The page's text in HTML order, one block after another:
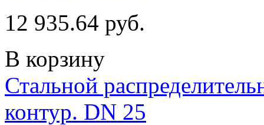
12 935.64 руб.
В корзину
Стальной
контур. DN 25